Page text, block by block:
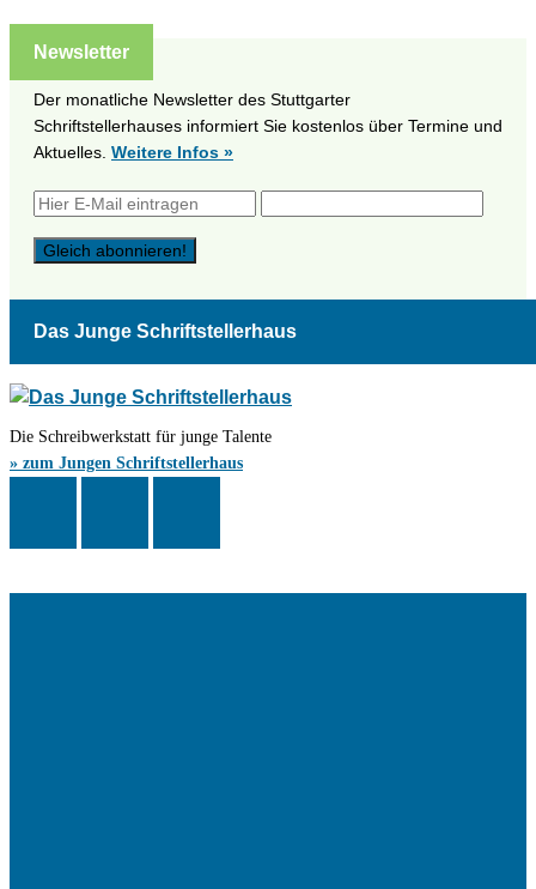
Newsletter
Der monatliche Newsletter des Stuttgarter
Schriftstellerhauses informiert Sie kostenlos über Termine und
Aktuelles. Weitere Infos »
Das Junge Schriftstellerhaus
Die Schreibwerkstatt für junge Talente
» zum Jungen Schriftstellerhaus